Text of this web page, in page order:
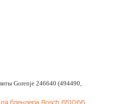
Gorenje 246640 (494490,